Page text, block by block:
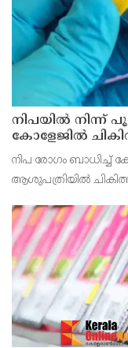
നിപയിൽ നിന്ന്
കോളേജിൽ
മടങ്ങി
നിപ രോഗം ബാധിച്ച്
ആശുപത്രിയിൽ